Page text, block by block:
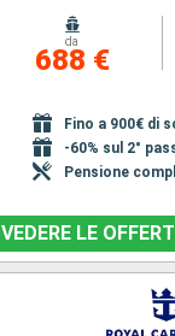
da
688 €
Fino a 900€ di
-60% sul 2°
Pensione
VEDERE LE